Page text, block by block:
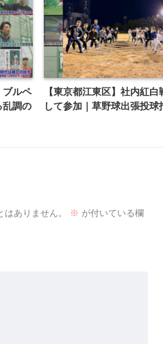
ブルペ
乱調の
【東京都江東区】社内紅
して参加｜草野球出張投球
ありません。 ※ が付いている欄